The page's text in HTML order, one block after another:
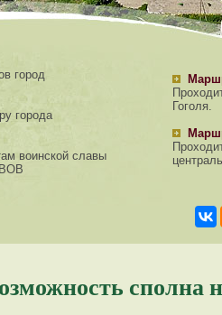
город
города
воинской славы
ВОВ
Гоголя.
сполна